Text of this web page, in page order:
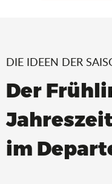
DIE IDEEN DER
Der
im